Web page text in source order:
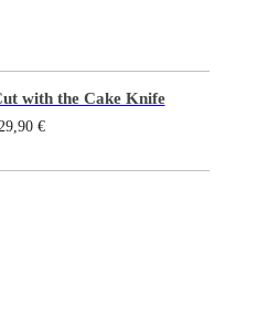
with the Cake Knife
29,90 €